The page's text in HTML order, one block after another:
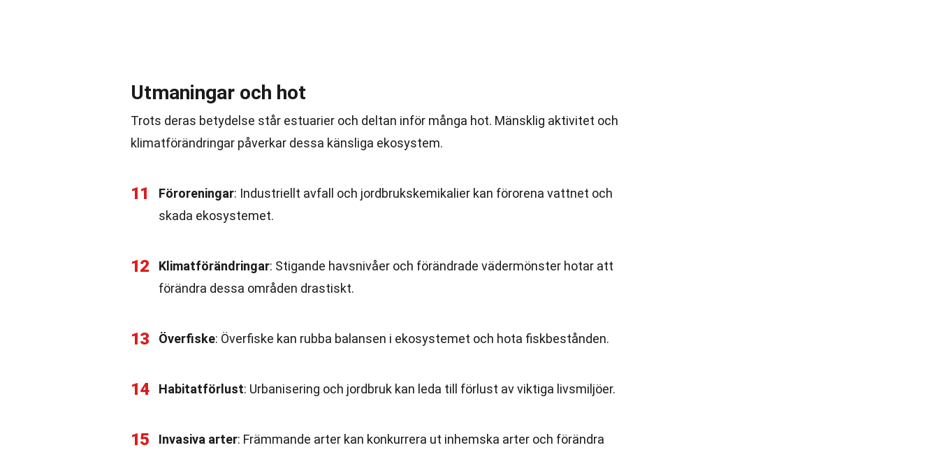
Utmaningar och hot
Trots deras betydelse står estuarier och deltan inför många hot. Mänsklig aktivitet och
klimatförändringar påverkar dessa känsliga ekosystem.
11 Föroreningar: Industriellt avfall och jordbrukskemikalier kan förorena vattnet och
skada ekosystemet.
12 Klimatförändringar: Stigande havsnivåer och förändrade vädermönster hotar att
förändra dessa områden drastiskt.
13 Överfiske: Överfiske kan rubba balansen i ekosystemet och hota fiskbestånden.
14 Habitatförlust: Urbanisering och jordbruk kan leda till förlust av viktiga livsmiljöer.
15 Invasiva arter: Främmande arter kan konkurrera ut inhemska arter och förändra